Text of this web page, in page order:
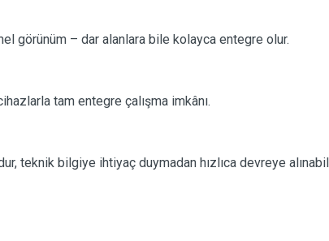
görünüm – dar alanlara bile kolayca entegre olur.
tam entegre çalışma imkânı.
teknik bilgiye ihtiyaç duymadan hızlıca devreye